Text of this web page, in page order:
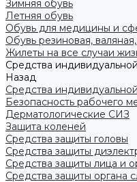
Зимняя обувь
Летняя обувь
Обувь для медицины и
Обувь резиновая,
Жилеты на все случаи
Средства
Назад
Средства
Безопасность рабочего
Дерматологические СИЗ
Защита коленей
Средства защиты головы
Средства защиты
Средства защиты лица и
Средства защиты органа